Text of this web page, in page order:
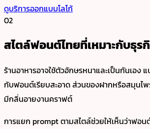
ดูบริการออกแบบโลโก้
02
สไตล์ฟอนต์ไทยที่เหมาะกับธุร
ร้านอาหารอาจใช้ตัวอักษรหนาและเป็นกันเอง
กับฟอนต์เรียบสะอาด ส่วนของฝากหรือสมุนไพ
มีกลิ่นอายงานคราฟต์
การแยก prompt ตามสไตล์ช่วยให้เห็นว่าฟอน